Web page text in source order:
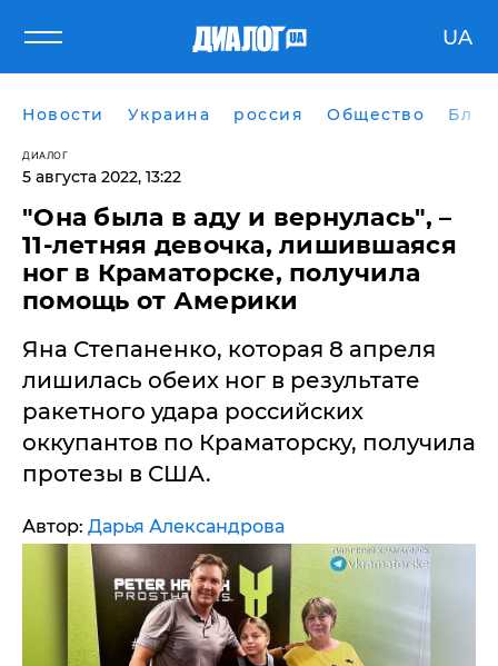
UA
Новости Украина россия Общество
ДИАЛОГ
5 августа 2022, 13:22
"Она была в аду и вернулась", –
11-летняя девочка, лишившаяся
ног в Краматорске, получила
помощь от Америки
Яна Степаненко, которая 8 апреля
лишилась обеих ног в результате
ракетного удара российских
оккупантов по Краматорску, получила
протезы в США.
Автор: Дарья Александрова